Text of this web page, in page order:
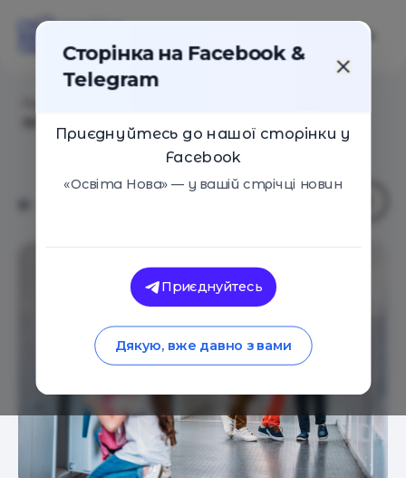
Сторінка на Facebook &
Telegram
Приєднуйтесь до нашої сторінки у
Facebook
«Освіта Нова» — у вашій стрічці новин
Приєднуйтесь
Дякую, вже давно з вами